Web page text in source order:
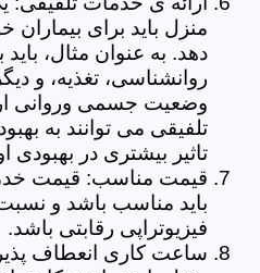
منزل باید برای بیماران
دهد. به عنوان مثال،
روانشناسی، تغذیه، و
وضعیت جسمی وروانی
تلفیقی می توانند به
تاثیر بیشتری در بهبودی
قیمت مناسب: قیمت
باید مناسب باشد و
فیزیوتراپی رقابتی باشد.
ساعت کاری انعطاف